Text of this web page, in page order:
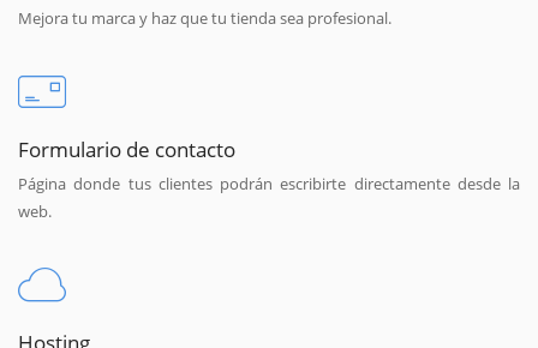
Mejora tu marca y haz que tu tienda sea profesional.
Formulario de contacto
Página donde tus clientes podrán escribirte directamente desde la
web.
Hosting